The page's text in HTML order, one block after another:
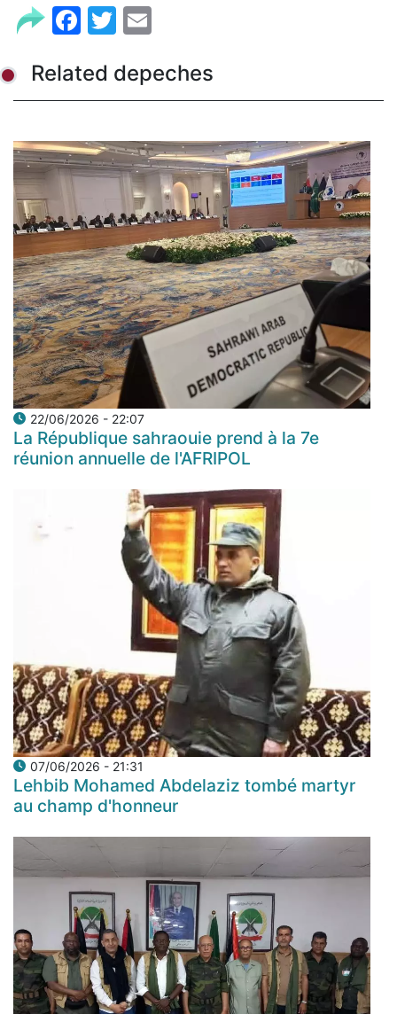
Facebook
Twitter
Related depeches
22/06/2026 - 22:07
La République sahraouie prend à la 7e
réunion annuelle de l'AFRIPOL
07/06/2026 - 21:31
Lehbib Mohamed Abdelaziz tombé martyr
au champ d'honneur